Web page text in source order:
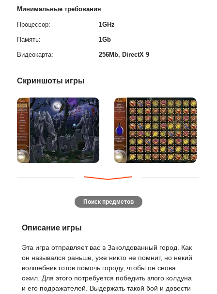
Минимальные требования
Процессор: 1GHz
Память: 1Gb
Видеокарта: 256Mb, DirectX 9
Скриншоты игры
Поиск предметов
Описание игры
Эта игра отправляет вас в Заколдованный город. Как
он назывался раньше, уже никто не помнит, но некий
волшебник готов помочь городу, чтобы он снова
ожил. Для этого потребуется победить злого колдуна
и его подражателей. Выдержать такой бой и довести